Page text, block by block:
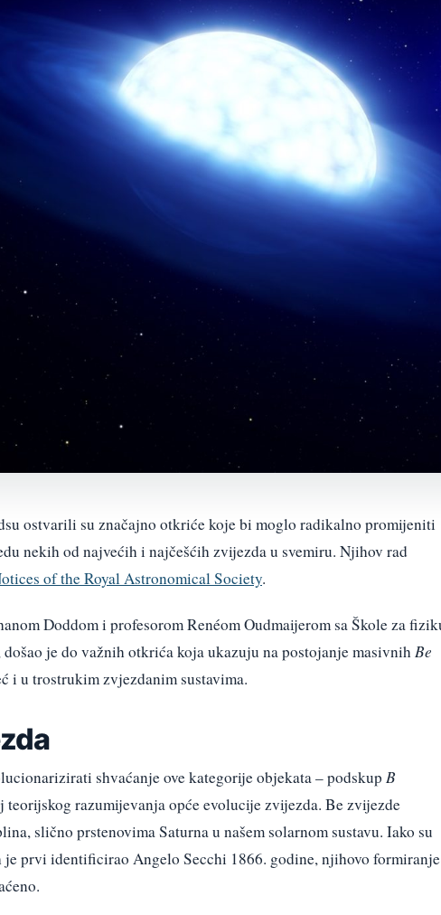
ostvarili su značajno otkriće koje bi moglo radikalno promijeniti
nekih od najvećih i najčešćih zvijezda u svemiru. Njihov rad
of the Royal Astronomical Society.
Doddom i profesorom Renéom Oudmaijerom sa Škole za
je do važnih otkrića koja ukazuju na postojanje masivnihBe
i u trostrukim zvjezdanim sustavima.
shvaćanje ove kategorije objekata – podskup B
razumijevanja opće evolucije zvijezda. Be zvijezde
slično prstenovima Saturna u našem solarnom sustavu. Iako su
je prvi identificirao Angelo Secchi 1866. godine, njihovo formiranje